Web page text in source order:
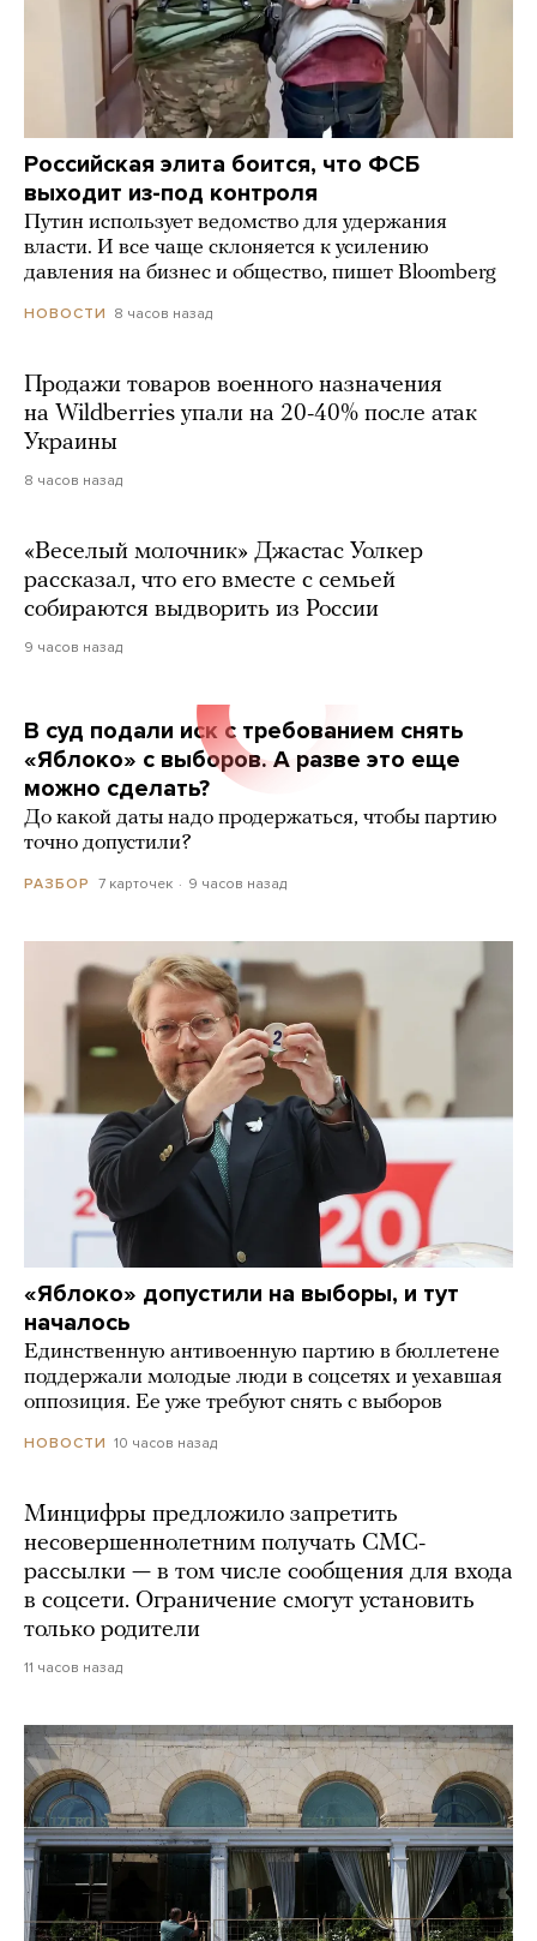
Российская элита боится, что ФСБ
выходит из-под контроля
Путин использует ведомство для удержания
власти. И все чаще склоняется к усилению
давления на бизнес и общество, пишет Bloomberg
НОВОСТИ 8 часов назад
Продажи товаров военного назначения
на Wildberries упали на 20-40% после атак
Украины
8 часов назад
«Веселый молочник» Джастас Уолкер
рассказал, что его вместе с семьей
собираются выдворить из России
9 часов назад
В суд подали иск с требованием снять
«Яблоко» с выборов. А разве это еще
можно сделать?
До какой даты надо продержаться, чтобы партию
точно допустили?
РАЗБОР 7 карточек 9 часов назад
«Яблоко» допустили на выборы, и тут
началось
Единственную антивоенную партию в бюллетене
поддержали молодые люди в соцсетях и уехавшая
оппозиция. Ее уже требуют снять с выборов
НОВОСТИ 10 часов назад
Минцифры предложило запретить
несовершеннолетним получать СМС-
рассылки — в том числе сообщения для входа
в соцсети. Ограничение смогут установить
только родители
11 часов назад